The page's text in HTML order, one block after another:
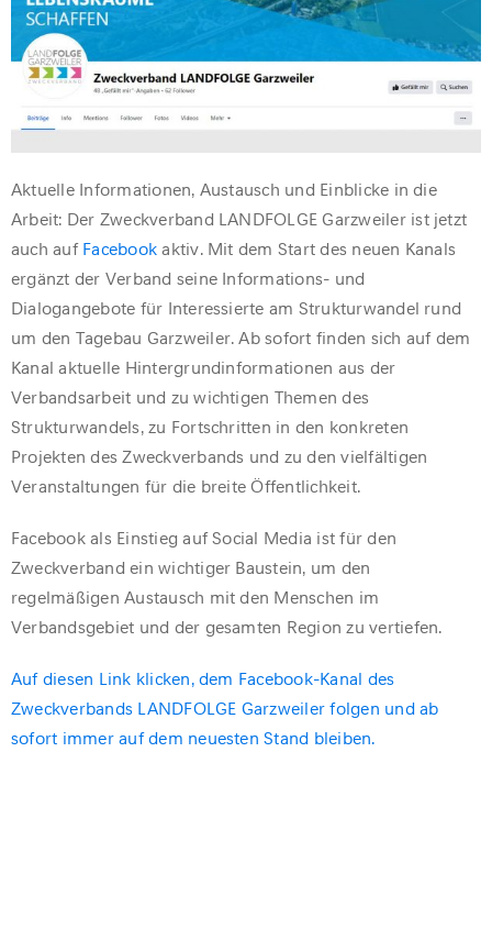
Aktuelle Informationen, Austausch und Einblicke in die
Arbeit: Der Zweckverband LANDFOLGE Garzweiler ist jetzt
auch auf Facebook aktiv. Mit dem Start des neuen Kanals
ergänzt der Verband seine Informations- und
Dialogangebote für Interessierte am Strukturwandel rund
um den Tagebau Garzweiler. Ab sofort finden sich auf dem
Kanal aktuelle Hintergrundinformationen aus der
Verbandsarbeit und zu wichtigen Themen des
Strukturwandels, zu Fortschritten in den konkreten
Projekten des Zweckverbands und zu den vielfältigen
Veranstaltungen für die breite Öffentlichkeit.
Facebook als Einstieg auf Social Media ist für den
Zweckverband ein wichtiger Baustein, um den
regelmäßigen Austausch mit den Menschen im
Verbandsgebiet und der gesamten Region zu vertiefen.
Auf diesen Link klicken, dem Facebook-Kanal des
Zweckverbands LANDFOLGE Garzweiler folgen und ab
sofort immer auf dem neuesten Stand bleiben.